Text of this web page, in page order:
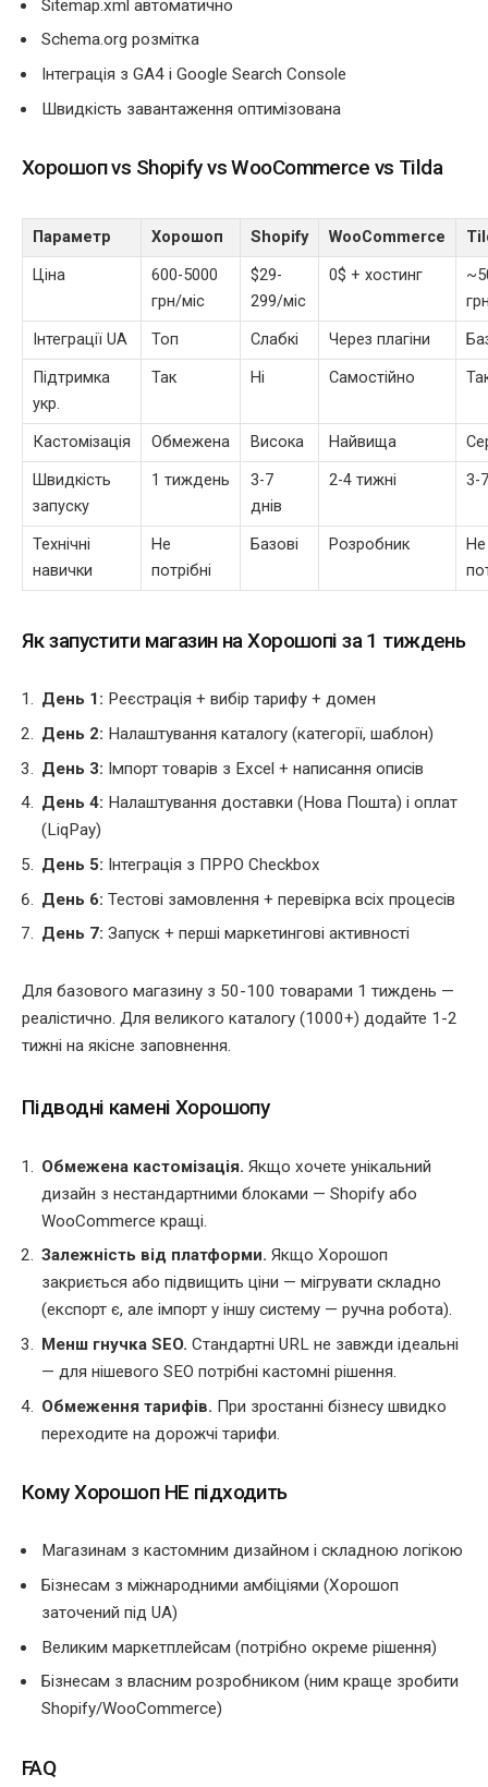
Sitemap.xml автоматично
Schema.org розмітка
Інтеграція з GA4 і Google Search Console
Швидкість завантаження оптимізована
Хорошоп vs Shopify vs WooCommerce vs Tilda
Параметр Хорошоп Shopify WooCommerce
Ціна
600-5000
грн/міс
$29-
299/міс
0$ + хостинг
Інтеграції UA Топ Слабкі Через плагіни
Підтримка
укр.
Так Ні Самостійно
Кастомізація Обмежена Висока Найвища
Швидкість
запуску
1 тиждень
3-7
днів
2-4 тижні 3-
Технічні
навички
Не
потрібні
Базові Розробник
Не
Як запустити магазин на Хорошопі за 1 тиждень
День 1: Реєстрація + вибір тарифу + домен
День 2: Налаштування каталогу (категорії, шаблон)
День 3: Імпорт товарів з Excel + написання описів
День 4: Налаштування доставки (Нова Пошта) і оплат
(LiqPay)
День 5: Інтеграція з ПРРО Checkbox
День 6: Тестові замовлення + перевірка всіх процесів
День 7: Запуск + перші маркетингові активності
Для базового магазину з 50-100 товарами 1 тиждень —
реалістично. Для великого каталогу (1000+) додайте 1-2
тижні на якісне заповнення.
Підводні камені Хорошопу
Обмежена кастомізація. Якщо хочете унікальний
дизайн з нестандартними блоками — Shopify або
WooCommerce кращі.
Залежність від платформи. Якщо Хорошоп
закриється або підвищить ціни — мігрувати складно
(експорт є, але імпорт у іншу систему — ручна робота).
Менш гнучка SEO. Стандартні URL не завжди ідеальні
— для нішевого SEO потрібні кастомні рішення.
Обмеження тарифів. При зростанні бізнесу швидко
переходите на дорожчі тарифи.
Кому Хорошоп НЕ підходить
Магазинам з кастомним дизайном і складною логікою
Бізнесам з міжнародними амбіціями (Хорошоп
заточений під UA)
Великим маркетплейсам (потрібно окреме рішення)
Бізнесам з власним розробником (ним краще зробити
Shopify/WooCommerce)
FAQ